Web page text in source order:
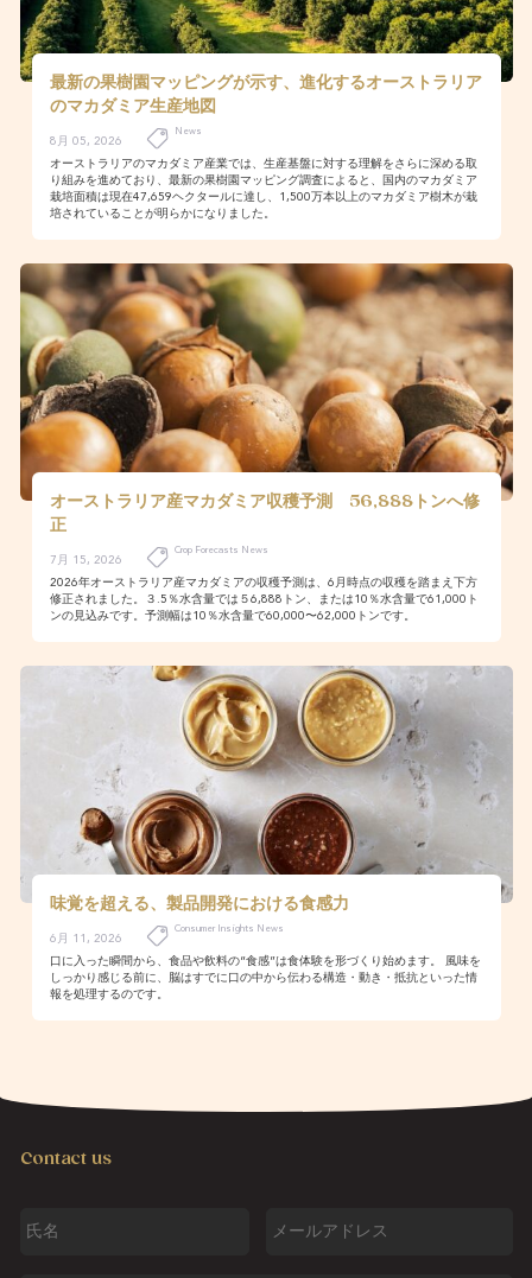
最新の果樹園マッピングが示す、進化するオーストラリア
のマカダミア生産地図
8月 05, 2026
News
オーストラリアのマカダミア産業では、生産基盤に対する理解をさらに深める取
り組みを進めており、最新の果樹園マッピング調査によると、国内のマカダミア
栽培面積は現在47,659ヘクタールに達し、1,500万本以上のマカダミア樹木が栽
培されていることが明らかになりました。
オーストラリア産マカダミア収穫予測 56,888トンへ修
正
7月 15, 2026
Crop Forecasts News
2026年オーストラリア産マカダミアの収穫予測は、6月時点の収穫を踏まえ下方
修正されました。３.5％水含量では５6,888トン、または10％水含量で61,000ト
ンの見込みです。予測幅は10％水含量で60,000〜62,000トンです。
味覚を超える、製品開発における食感力
6月 11, 2026
Consumer Insights News
口に入った瞬間から、食品や飲料の“食感”は食体験を形づくり始めます。 風味を
しっかり感じる前に、脳はすでに口の中から伝わる構造・動き・抵抗といった情
報を処理するのです。
Contact us
名
ー